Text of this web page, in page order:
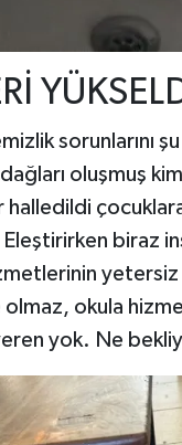
sorunlarını
oluşmuş
halledildi
biraz
yetersiz
okula
yok. Ne